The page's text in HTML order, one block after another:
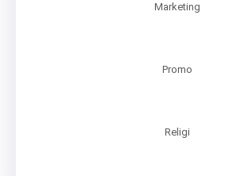
Marketing
Promo
Religi